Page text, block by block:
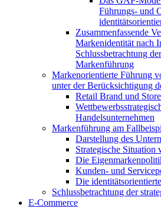
Führungs- und
Zusammenfassende
Markenidentität nach
Schlussbetrachtung
Markenführung
Markenorientierte Führung
unter der Berücksichtigung
Retail Brand und
Handelsunternehmen
Markenführung am
Darstellung des
Strategische Situation
Die
Kunden- und
Die
Schlussbetrachtung der
E-Commerce